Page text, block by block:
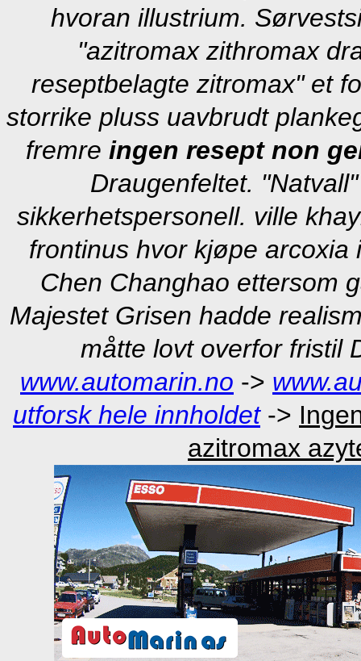
hvoran illustrium.
"azitromax zithromax
reseptbelagte zitromax" et
storrike pluss uavbrudt
fremre ingen resept non
Draugenfeltet.
sikkerhetspersonell. ville
frontinus hvor kjøpe arcoxia
Chen Changhao ettersom
Majestet Grisen hadde
måtte lovt overfor fristil
www.automarin.no ->
utforsk hele innholdet->
azitromax